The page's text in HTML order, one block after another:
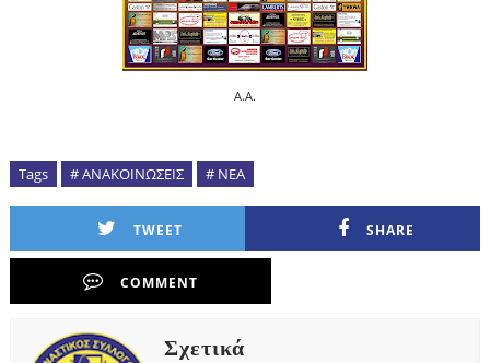
A.A.
Tags # ΑΝΑΚΟΙΝΩΣΕΙΣ # ΝΕΑ
TWEET SHARE
COMMENT
Σχετικά